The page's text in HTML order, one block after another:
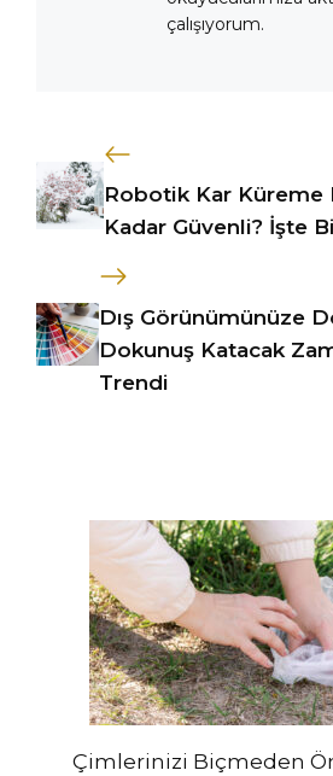
çalışıyorum.
Robotik Kar Küreme
Kadar Güvenli? İşte
Dış Görünümünüze
Dokunuş Katacak
Trendi
Çimlerinizi Biçmeden